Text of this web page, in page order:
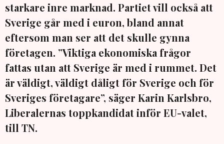
starkare inre marknad. Partiet vill också att
Sverige går med i euron, bland annat
eftersom man ser att det skulle gynna
företagen. ”Viktiga ekonomiska frågor
fattas utan att Sverige är med i rummet. Det
är väldigt, väldigt dåligt för Sverige och för
Sveriges företagare”, säger Karin Karlsbro,
Liberalernas toppkandidat inför EU-valet,
till TN.